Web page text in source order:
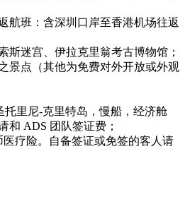
航班：含深圳口岸至香港机场往返
斯迷宫、伊拉克里翁考古博物馆；
景点（其他为免费对外开放或外观
托里尼-克里特岛，慢船，经济舱
和 ADS 团队签证费；
医疗险。自备签证或免签的客人请